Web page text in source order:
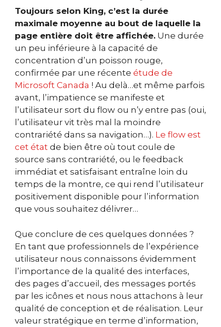
Toujours selon King, c’est la durée
maximale moyenne au bout de laquelle la
page entière doit être affichée. Une durée
un peu inférieure à la capacité de
concentration d’un poisson rouge,
confirmée par une récente étude de
Microsoft Canada ! Au delà…et même parfois
avant, l’impatience se manifeste et
l’utilisateur sort du flow ou n’y entre pas (oui,
l’utilisateur vit très mal la moindre
contrariété dans sa navigation…). Le flow est
cet état de bien être où tout coule de
source sans contrariété, ou le feedback
immédiat et satisfaisant entraîne loin du
temps de la montre, ce qui rend l’utilisateur
positivement disponible pour l’information
que vous souhaitez délivrer…
Que conclure de ces quelques données ?
En tant que professionnels de l’expérience
utilisateur nous connaissons évidemment
l’importance de la qualité des interfaces,
des pages d’accueil, des messages portés
par les icônes et nous nous attachons à leur
qualité de conception et de réalisation. Leur
valeur stratégique en terme d’information,